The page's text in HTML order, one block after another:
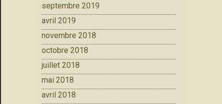
septembre 2019
avril 2019
novembre 2018
octobre 2018
juillet 2018
mai 2018
avril 2018